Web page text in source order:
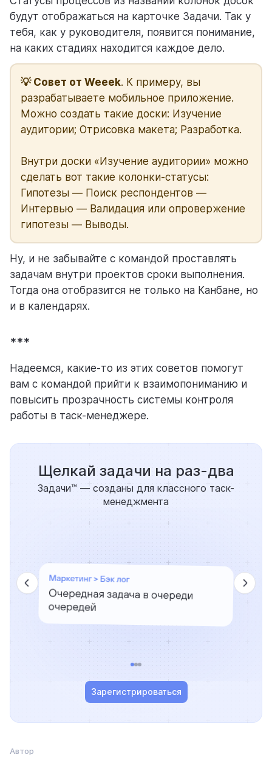
будут отображаться на карточке Задачи. Так у
тебя, как у руководителя, появится понимание,
на каких стадиях находится каждое дело.
💡 Совет от Weeek. К примеру, вы
разрабатываете мобильное приложение.
Можно создать такие доски: Изучение
аудитории; Отрисовка макета; Разработка.
Внутри доски «Изучение аудитории» можно
сделать вот такие колонки-статусы:
Гипотезы — Поиск респондентов —
Интервью — Валидация или опровержение
гипотезы — Выводы.
Ну, и не забывайте с командой проставлять
задачам внутри проектов сроки выполнения.
Тогда она отобразится не только на Канбане, но
и в календарях.
***
Надеемся, какие-то из этих советов помогут
вам с командой прийти к взаимопониманию и
повысить прозрачность системы контроля
работы в таск-менеджере.
Щелкай задачи на раз-два
Задачи™ — созданы для классного таск-
менеджмента
Зарегистрироваться
Автор